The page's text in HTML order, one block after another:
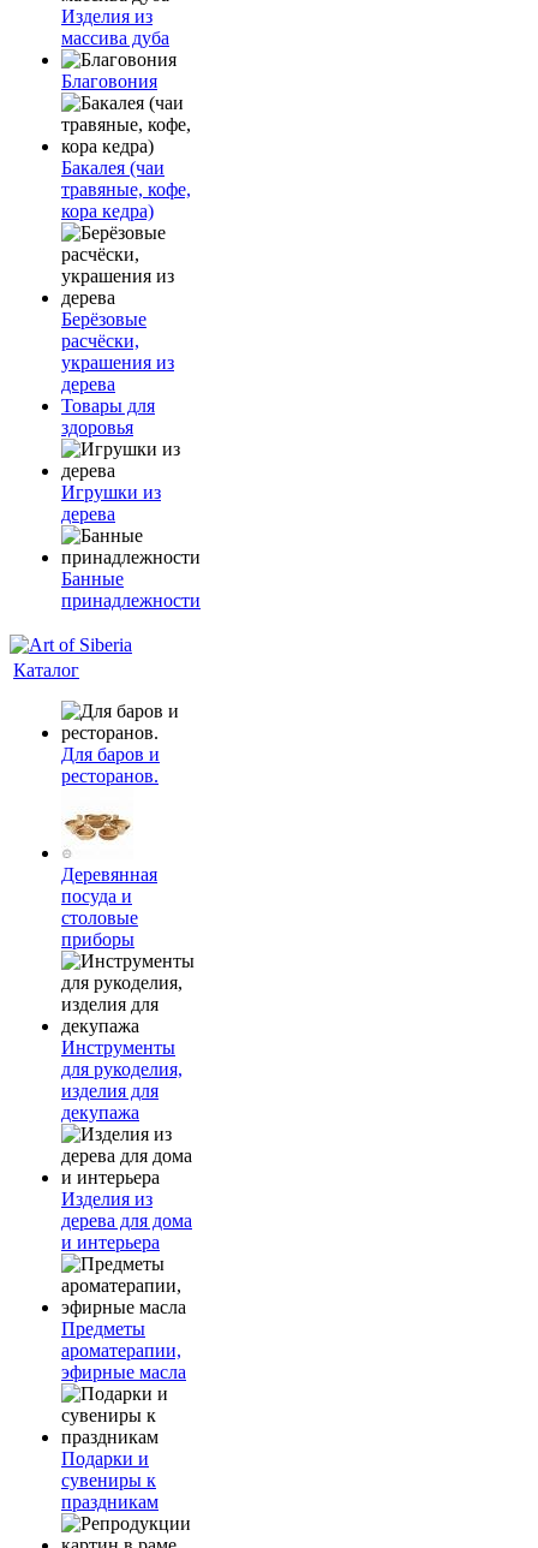
Изделия из
массива дуба
Благовония
Бакалея (чаи
травяные, кофе,
кора кедра)
Берёзовые
расчёски,
украшения из
дерева
Товары для
здоровья
Игрушки из
дерева
Банные
принадлежности
Каталог
Для баров и
ресторанов.
Деревянная
посуда и
столовые
приборы
Инструменты
для рукоделия,
изделия для
декупажа
Изделия из
дерева для дома
и интерьера
Предметы
ароматерапии,
эфирные масла
Подарки и
сувениры к
праздникам